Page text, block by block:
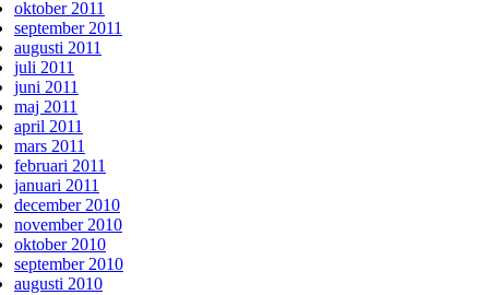
oktober 2011
september 2011
augusti 2011
juli 2011
juni 2011
maj 2011
april 2011
mars 2011
februari 2011
januari 2011
december 2010
november 2010
oktober 2010
september 2010
augusti 2010